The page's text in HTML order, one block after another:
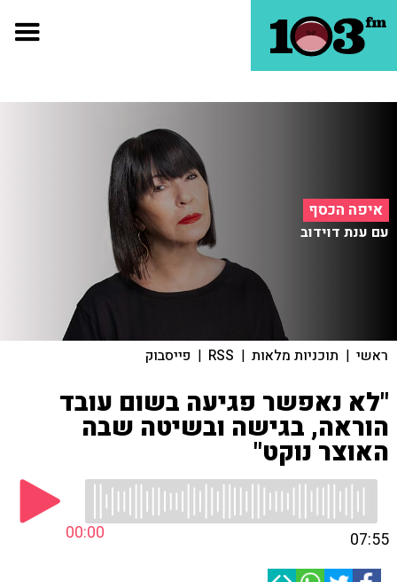
איפה הכסף
עם ענת דוידוב
ראשי | תוכניות מלאות |
RSS
| פייסבוק
"לא נאפשר פגיעה בשום עובד
הוראה, בגישה ובשיטה שבה
האוצר נוקט"
00:00 07:55